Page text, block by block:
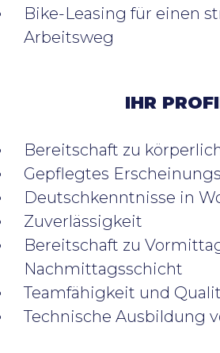
Bike-Leasing für einen
Arbeitsweg
IHR
Bereitschaft zu
Gepflegtes
Deutschkenntnisse in
Zuverlässigkeit
Bereitschaft zu
Nachmittagsschicht
Teamfähigkeit und
Technische Ausbildung